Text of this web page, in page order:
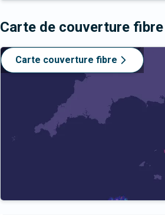
Carte de couverture fibre
Carte couverture fibre